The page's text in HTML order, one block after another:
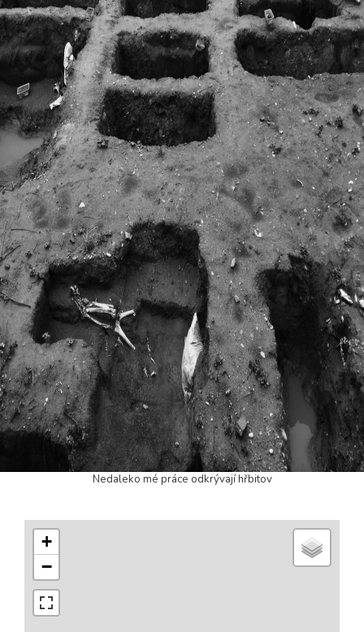
Nedaleko mé práce odkrývají hřbitov
+
−